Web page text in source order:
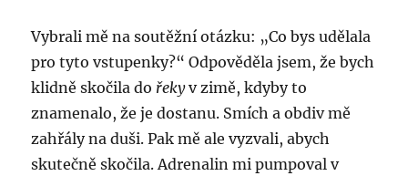
Vybrali mě na soutěžní otázku: „Co bys udělala
pro tyto vstupenky?“ Odpověděla jsem, že bych
klidně skočila do řekyv zimě, kdyby to
znamenalo, že je dostanu. Smích a obdiv mě
zahřály na duši. Pak mě ale vyzvali, abych
skutečně skočila. Adrenalin mi pumpoval v